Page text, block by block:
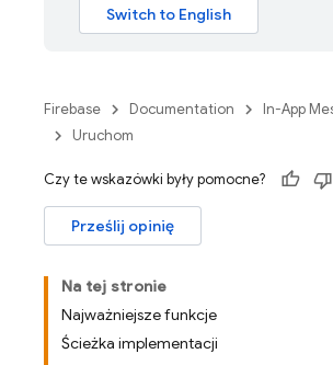
Firebase Documentation
In-App
Uruchom
Czy te wskazówki były pomocne?
Prześlij opinię
Na tej stronie
Najważniejsze funkcje
Ścieżka implementacji